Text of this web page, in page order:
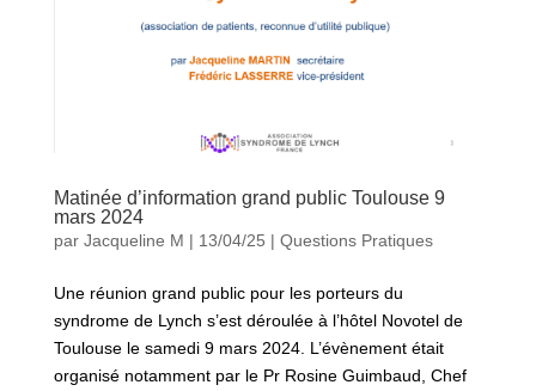
Matinée d’information grand public Toulouse 9
mars 2024
par Jacqueline M | 13/04/25 | Questions Pratiques
Une réunion grand public pour les porteurs du
syndrome de Lynch s’est déroulée à l’hôtel Novotel de
Toulouse le samedi 9 mars 2024. L’évènement était
organisé notamment par le Pr Rosine Guimbaud, Chef